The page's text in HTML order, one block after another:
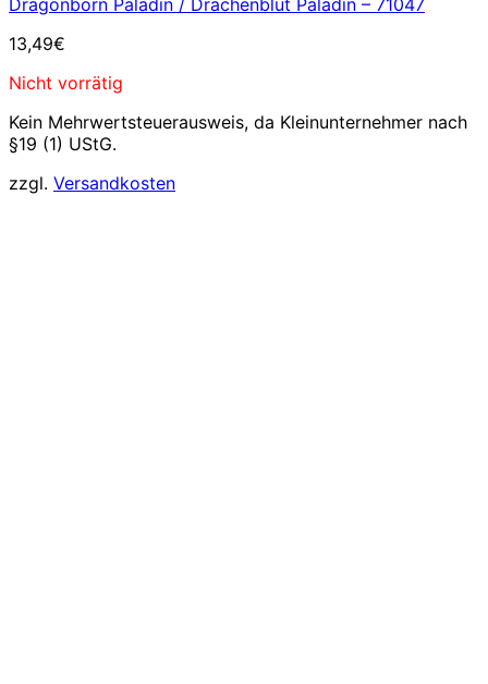
Dragonborn Paladin / Drachenblut Paladin – 71047
13,49€
Nicht vorrätig
Kein Mehrwertsteuerausweis, da Kleinunternehmer nach
§19 (1) UStG.
zzgl. Versandkosten